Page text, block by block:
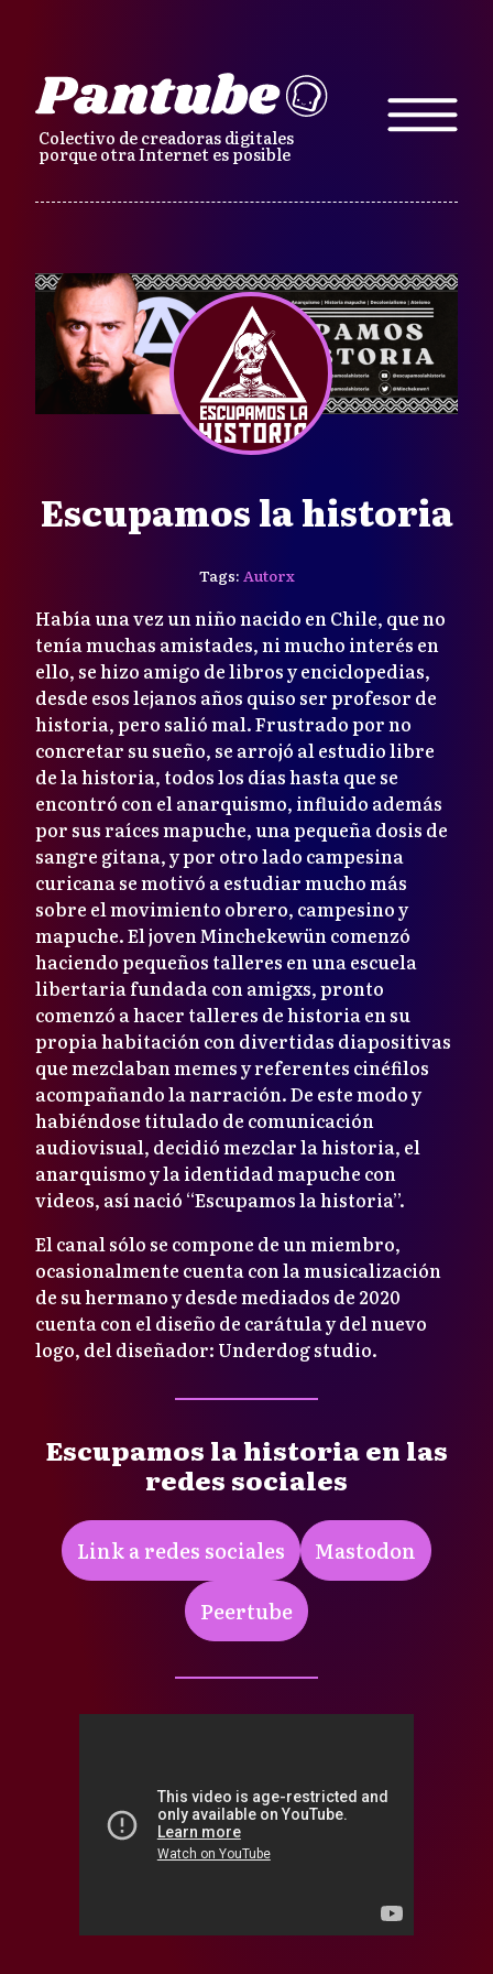
Colectivo de creadoras digitales
porque otra Internet es posible
Escupamos la historia
Tags: Autorx
Había una vez un niño nacido en Chile, que no
tenía muchas amistades, ni mucho interés en
ello, se hizo amigo de libros y enciclopedias,
desde esos lejanos años quiso ser profesor de
historia, pero salió mal. Frustrado por no
concretar su sueño, se arrojó al estudio libre
de la historia, todos los días hasta que se
encontró con el anarquismo, influido además
por sus raíces mapuche, una pequeña dosis de
sangre gitana, y por otro lado campesina
curicana se motivó a estudiar mucho más
sobre el movimiento obrero, campesino y
mapuche. El joven Minchekewün comenzó
haciendo pequeños talleres en una escuela
libertaria fundada con amigxs, pronto
comenzó a hacer talleres de historia en su
propia habitación con divertidas diapositivas
que mezclaban memes y referentes cinéfilos
acompañando la narración. De este modo y
habiéndose titulado de comunicación
audiovisual, decidió mezclar la historia, el
anarquismo y la identidad mapuche con
videos, así nació “Escupamos la historia”.
El canal sólo se compone de un miembro,
ocasionalmente cuenta con la musicalización
de su hermano y desde mediados de 2020
cuenta con el diseño de carátula y del nuevo
logo, del diseñador: Underdog studio.
Escupamos la historia en las
redes sociales
Link a redes sociales Mastodon
Peertube